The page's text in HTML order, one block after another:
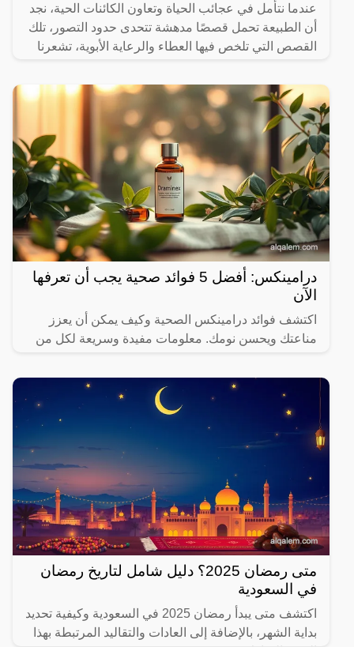
عندما نتأمل في عجائب الحياة وتعاون الكائنات الحية، نجد
أن الطبيعة تحمل قصصًا مدهشة تتحدى حدود التصور، تلك
القصص التي تلخص فيها العطاء والرعاية الأبوية، تشعرنا
درامينكس: أفضل 5 فوائد صحية يجب أن تعرفها
الآن
اكتشف فوائد درامينكس الصحية وكيف يمكن أن يعزز
مناعتك ويحسن نومك. معلومات مفيدة وسريعة لكل من
متى رمضان 2025؟ دليل شامل لتاريخ رمضان
في السعودية
اكتشف متى يبدأ رمضان 2025 في السعودية وكيفية تحديد
بداية الشهر، بالإضافة إلى العادات والتقاليد المرتبطة بهذا